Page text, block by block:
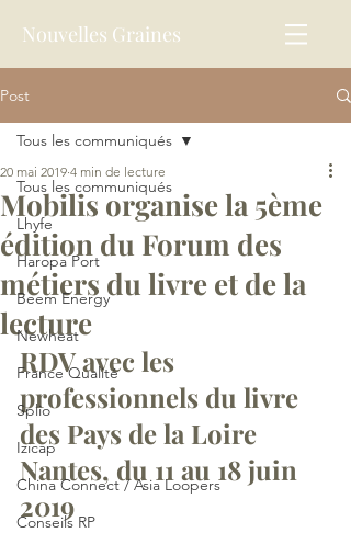
Nouvelles Graines
Post
Tous les communiqués
Lhyfe
Haropa Port
Beem Energy
Newheat
France Qualité
Splio
Izicap
China Connect / Asia Loopers
Conseils RP
Tous les communiqués
Mobilis organise la 5ème
édition du Forum des
métiers du livre et de la
lecture
20 mai 2019 4 min de lecture
RDV avec les
professionnels du livre
des Pays de la Loire
Nantes, du 11 au 18 juin
2019